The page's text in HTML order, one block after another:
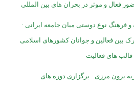
فعال و موثر در بحران های بین المللی
و فرهنگ نوع دوستی میان جامعه ایرانی ·
بین فعالین و جوانان کشورهای اسلامی
قالب های فعالیت
برون مرزی · برگزاری دوره های